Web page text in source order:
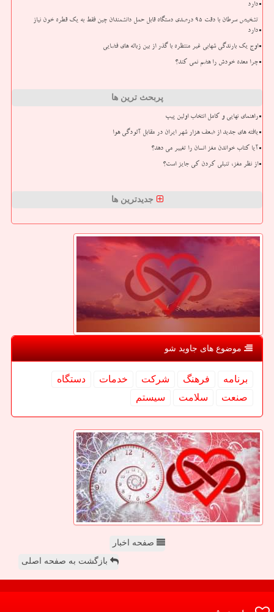
دارد
تشخیص سرطان با دقت ۹۵ درصدی دستگاه قابل حمل دانشمندان چین فقط به یک قطره خون نیاز
دارد
اوج یک بارندگی شهابی غیر منتظره با گذر از بین زباله های فضایی
چرا معده خودش را هضم نمی کند؟
پربحث ترین ها
راهنمای نهایی و کامل انتخاب اولین پیپ
یافته های جدید از ضعف هزار شهر ایران در مقابل آلودگی هوا
آیا کتاب خواندن مغز انسان را تغییر می دهد؟
از نظر مغز، تنبلی کردن کی جایز است؟
جدیدترین ها
موضوع های جاوید شو
برنامه فرهنگ شركت خدمات
دستگاه
صنعت
سلامت سیستم
صفحه اخبار
بازگشت به صفحه اصلی